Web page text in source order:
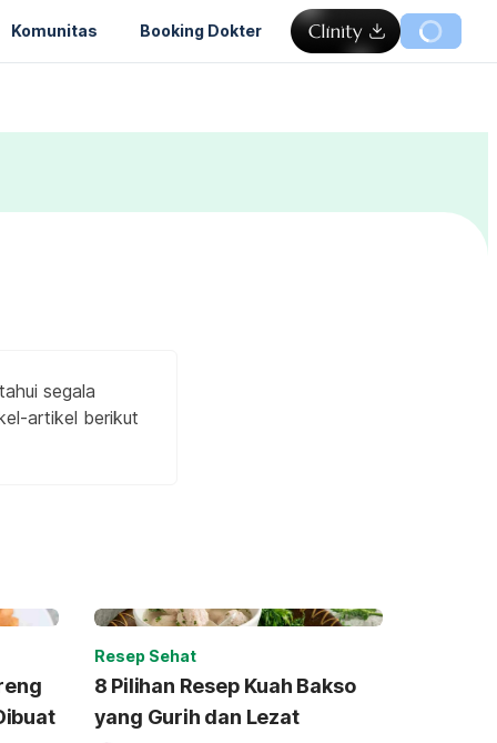
Komunitas Booking Dokter
segala
artikel berikut
Resep Sehat
8 Pilihan Resep Kuah Bakso
yang Gurih dan Lezat